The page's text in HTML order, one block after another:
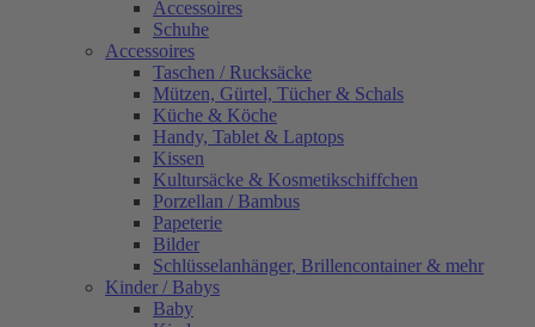
Accessoires
Schuhe
Accessoires
Taschen / Rucksäcke
Mützen, Gürtel, Tücher & Schals
Küche & Köche
Handy, Tablet & Laptops
Kissen
Kultursäcke & Kosmetikschiffchen
Porzellan / Bambus
Papeterie
Bilder
Schlüsselanhänger, Brillencontainer & mehr
Kinder / Babys
Baby